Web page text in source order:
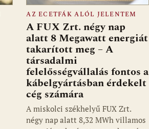
AZ ECETFÁK ALÓL JELENTEM
A FUX Zrt. négy nap
alatt 8 Megawatt energiát
takarított meg – A
társadalmi
felelősségvállalás fontos a
kábelgyártásban érdekelt
cég számára
A miskolci székhelyű FUX Zrt.
négy nap alatt 8,32 MWh villamos